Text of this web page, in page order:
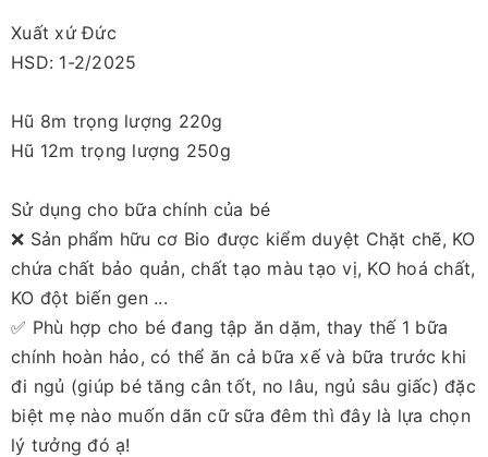
Xuất xứ Đức
HSD: 1-2/2025
Hũ 8m trọng lượng 220g
Hũ 12m trọng lượng 250g
Sử dụng cho bữa chính của bé
❌ Sản phẩm hữu cơ Bio được kiểm duyệt Chặt chẽ, KO
chứa chất bảo quản, chất tạo màu tạo vị, KO hoá chất,
KO đột biến gen ...
✅ Phù hợp cho bé đang tập ăn dặm, thay thế 1 bữa
chính hoàn hảo, có thể ăn cả bữa xế và bữa trước khi
đi ngủ (giúp bé tăng cân tốt, no lâu, ngủ sâu giấc) đặc
biệt mẹ nào muốn dãn cữ sữa đêm thì đây là lựa chọn
lý tưởng đó ạ!